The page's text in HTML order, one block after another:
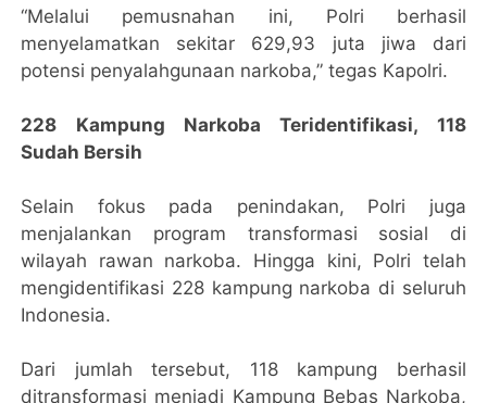
“Melalui pemusnahan ini, Polri berhasil
menyelamatkan sekitar 629,93 juta jiwa dari
potensi penyalahgunaan narkoba,” tegas Kapolri.
228 Kampung Narkoba Teridentifikasi, 118
Sudah Bersih
Selain fokus pada penindakan, Polri juga
menjalankan program transformasi sosial di
wilayah rawan narkoba. Hingga kini, Polri telah
mengidentifikasi 228 kampung narkoba di seluruh
Indonesia.
Dari jumlah tersebut, 118 kampung berhasil
ditransformasi menjadi Kampung Bebas Narkoba,